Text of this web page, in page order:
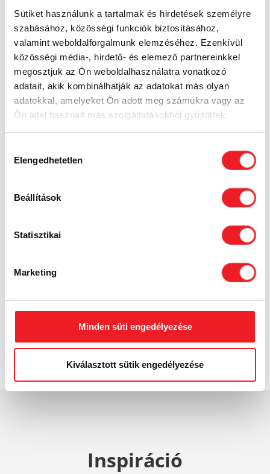
Sütiket használunk a tartalmak és hirdetések személyre
szabásához, közösségi funkciók biztosításához,
valamint weboldalforgalmunk elemzéséhez. Ezenkívül
közösségi média-, hirdető- és elemező partnereinkkel
megosztjuk az Ön weboldalhasználatra vonatkozó
adatait, akik kombinálhatják az adatokat más olyan
adatokkal, amelyeket Ön adott meg számukra vagy az
Ön által használt más szolgáltatásokból gyűjtöttek.
kiválasztása
Elengedhetetlen
Beállítások
Statisztikai
Marketing
Minden süti engedélyezése
Kiválasztott sütik engedélyezése
Inspiráció